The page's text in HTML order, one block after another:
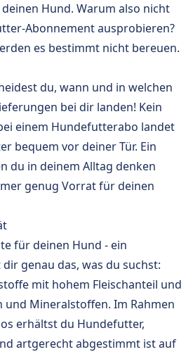
Hund. Warum also nicht
Abonnement ausprobieren?
es bestimmt nicht bereuen.
du, wann und in welchen
bei dir landen! Kein
einem Hundefutterabo landet
bequem vor deiner Tür. Ein
du in deinem Alltag denken
genug Vorrat für deinen
für deinen Hund - ein
genau das, was du suchst:
mit hohem Fleischanteil und
Mineralstoffen. Im Rahmen
erhältst du Hundefutter,
artgerecht abgestimmt ist auf